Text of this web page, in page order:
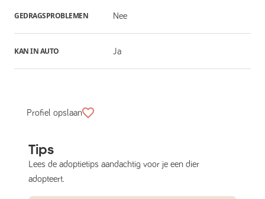
GEDRAGSPROBLEMEN Nee
KAN IN AUTO Ja
Profiel opslaan
Tips
Lees de adoptietips aandachtig voor je een dier
adopteert.